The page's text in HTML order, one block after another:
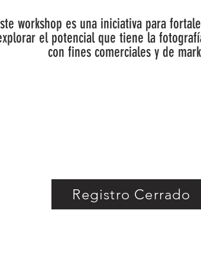
workshop es una iniciativa para
el potencial que tiene la
con fines comerciales y de
Registro Cerrado